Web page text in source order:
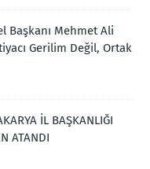
Başkanı Mehmet Ali
Gerilim Değil, Ortak
İL BAŞKANLIĞI
ATANDI